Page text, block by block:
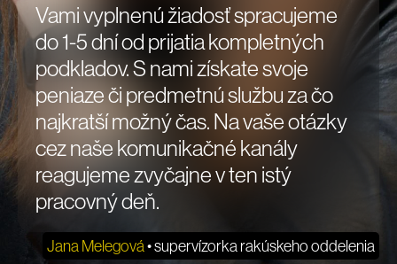
Vami vyplnenú žiadosť spracujeme
do 1-5 dní od prijatia kompletných
podkladov. S nami získate svoje
peniaze či predmetnú službu za čo
najkratší možný čas. Na vaše otázky
cez naše komunikačné kanály
reagujeme zvyčajne v ten istý
pracovný deň.
Jana Melegová• supervízorka rakúskeho oddelenia